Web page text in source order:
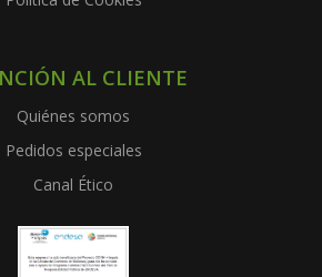
AL CLIENTE
Quiénes somos
Pedidos especiales
Canal Ético